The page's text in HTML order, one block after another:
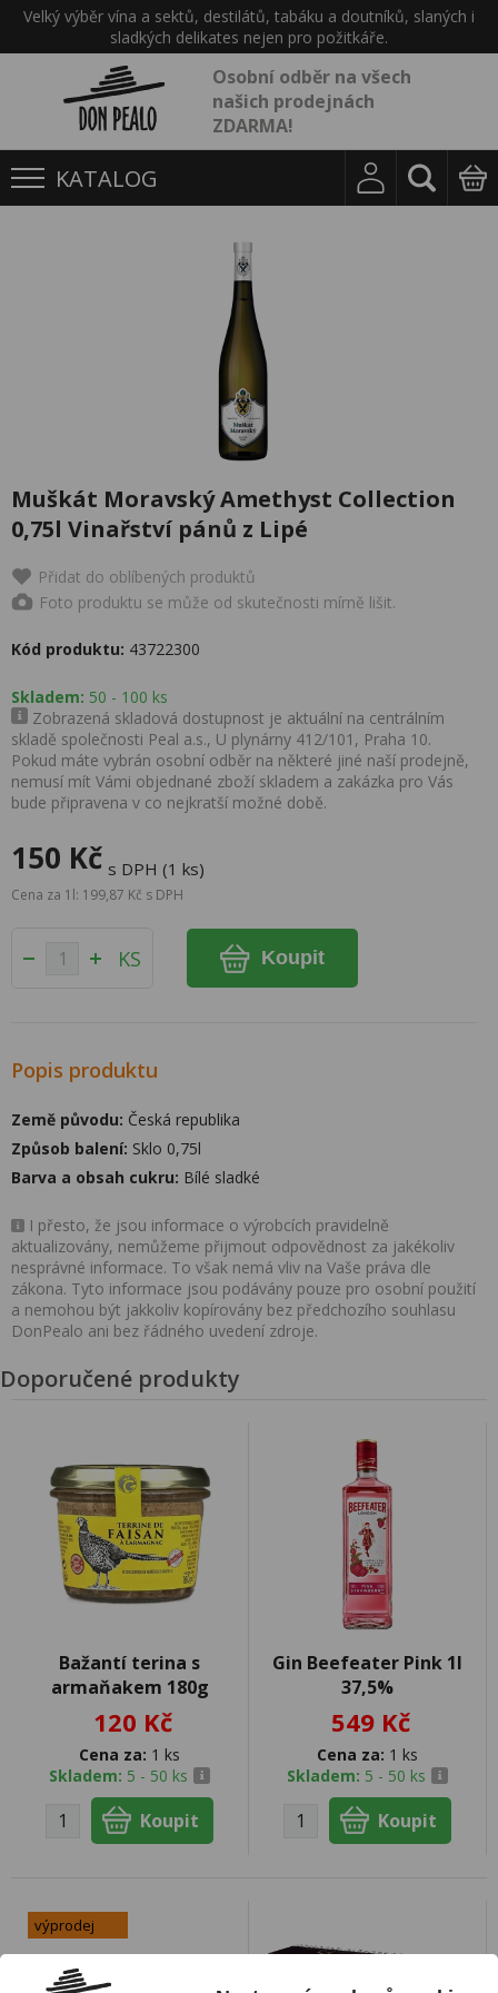
Velký výběr vína a sektů, destilátů, tabáku a doutníků, slaných i
sladkých delikates nejen pro požitkáře.
Osobní odběr na všech
našich prodejnách
ZDARMA!
KATALOG
Muškát Moravský Amethyst Collection
0,75l Vinařství pánů z Lipé
Přidat do oblíbených produktů
Foto produktu se může od skutečnosti mírně lišit.
Kód produktu: 43722300
Skladem: 50 - 100 ks
Zobrazená skladová dostupnost je aktuální na centrálním
skladě společnosti Peal a.s., U plynárny 412/101, Praha 10.
Pokud máte vybrán osobní odběr na některé jiné naší prodejně,
nemusí mít Vámi objednané zboží skladem a zakázka pro Vás
bude připravena v co nejkratší možné době.
150 Kč s DPH (1 ks)
Cena za 1l: 199,87 Kč s DPH
KS Koupit
Popis produktu
Země původu: Česká republika
Způsob balení: Sklo 0,75l
Barva a obsah cukru: Bílé sladké
I přesto, že jsou informace o výrobcích pravidelně
aktualizovány, nemůžeme přijmout odpovědnost za jakékoliv
nesprávné informace. To však nemá vliv na Vaše práva dle
zákona. Tyto informace jsou podávány pouze pro osobní použití
a nemohou být jakkoliv kopírovány bez předchozího souhlasu
DonPealo ani bez řádného uvedení zdroje.
Doporučené produkty
Bažantí terina s
armaňakem 180g
120 Kč
Cena za: 1 ks
Skladem: 5 - 50 ks
Gin Beefeater Pink 1l
37,5%
549 Kč
Cena za: 1 ks
Skladem: 5 - 50 ks
výprodej